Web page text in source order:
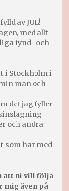
av JUL!
med allt
fynd- och
i Stockholm i
man och
det jag fyller
och andra
som har med
att ni vill följa
mig även på